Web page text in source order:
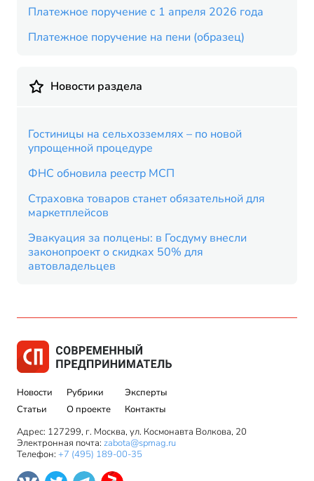
Платежное поручение с 1 апреля 2026 года
Платежное поручение на пени (образец)
Новости раздела
Гостиницы на сельхозземлях – по новой
упрощенной процедуре
ФНС обновила реестр МСП
Страховка товаров станет обязательной для
маркетплейсов
Эвакуация за полцены: в Госдуму внесли
законопроект о скидках 50% для
автовладельцев
Новости
Статьи
Рубрики
О проекте
Эксперты
Контакты
Адрес: 127299, г. Москва, ул. Космонавта Волкова, 20
Электронная почта: zabota@spmag.ru
Телефон: +7 (495) 189-00-35